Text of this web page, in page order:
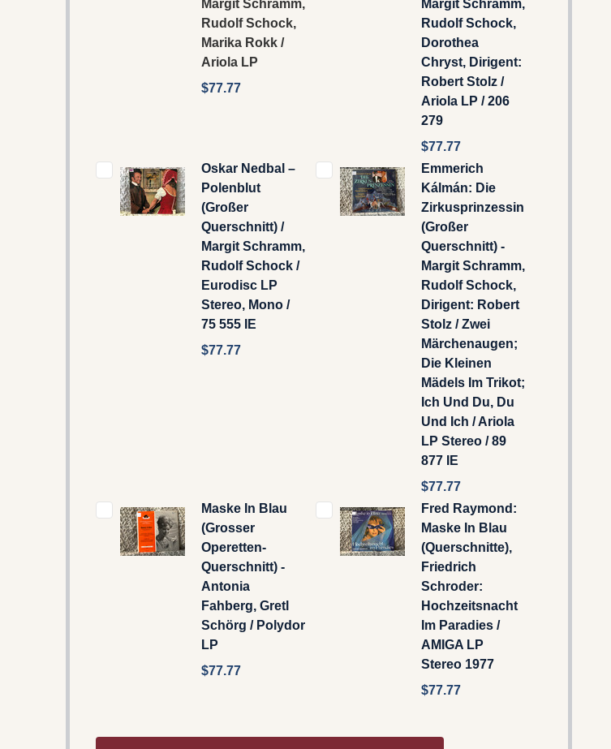
Margit Schramm,
Rudolf Schock,
Marika Rokk /
Ariola LP
$77.77
Margit Schramm,
Rudolf Schock,
Dorothea
Chryst, Dirigent:
Robert Stolz /
Ariola LP / 206
279
$77.77
Oskar Nedbal –
Polenblut
(Großer
Querschnitt) /
Margit Schramm,
Rudolf Schock /
Eurodisc LP
Stereo, Mono /
75 555 IE
$77.77
Emmerich
Kálmán: Die
Zirkusprinzessin
(Großer
Querschnitt) -
Margit Schramm,
Rudolf Schock,
Dirigent: Robert
Stolz / Zwei
Märchenaugen;
Die Kleinen
Mädels Im Trikot;
Ich Und Du, Du
Und Ich / Ariola
LP Stereo / 89
877 IE
$77.77
Maske In Blau
(Grosser
Operetten-
Querschnitt) -
Antonia
Fahberg, Gretl
Schörg / Polydor
LP
$77.77
Fred Raymond:
Maske In Blau
(Querschnitte),
Friedrich
Schroder:
Hochzeitsnacht
Im Paradies /
AMIGA LP
Stereo 1977
$77.77